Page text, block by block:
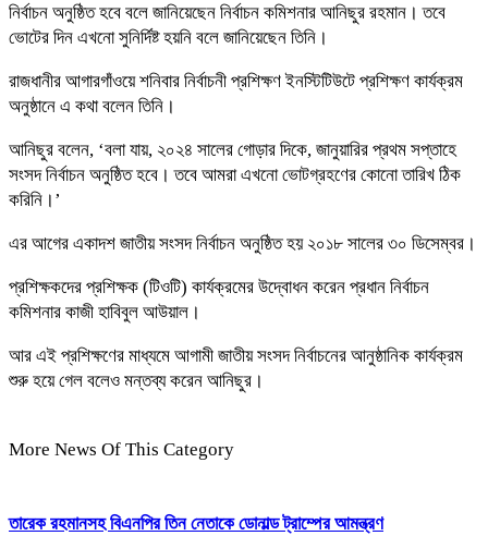
নির্বাচন অনুষ্ঠিত হবে বলে জানিয়েছেন নির্বাচন কমিশনার আনিছুর রহমান। তবে
ভোটের দিন এখনো সুনির্দিষ্ট হয়নি বলে জানিয়েছেন তিনি।
রাজধানীর আগারগাঁওয়ে শনিবার নির্বাচনী প্রশিক্ষণ ইনস্টিটিউটে প্রশিক্ষণ কার্যক্রম
অনুষ্ঠানে এ কথা বলেন তিনি।
আনিছুর বলেন, ‘বলা যায়, ২০২৪ সালের গোড়ার দিকে, জানুয়ারির প্রথম সপ্তাহে
সংসদ নির্বাচন অনুষ্ঠিত হবে। তবে আমরা এখনো ভোটগ্রহণের কোনো তারিখ ঠিক
করিনি।’
এর আগের একাদশ জাতীয় সংসদ নির্বাচন অনুষ্ঠিত হয় ২০১৮ সালের ৩০ ডিসেম্বর।
প্রশিক্ষকদের প্রশিক্ষক (টিওটি) কার্যক্রমের উদ্বোধন করেন প্রধান নির্বাচন
কমিশনার কাজী হাবিবুল আউয়াল।
আর এই প্রশিক্ষণের মাধ্যমে আগামী জাতীয় সংসদ নির্বাচনের আনুষ্ঠানিক কার্যক্রম
শুরু হয়ে গেল বলেও মন্তব্য করেন আনিছুর।
More News Of This Category
তারেক রহমানসহ বিএনপির তিন নেতাকে ডোনাল্ড ট্রাম্পের আমন্ত্রণ